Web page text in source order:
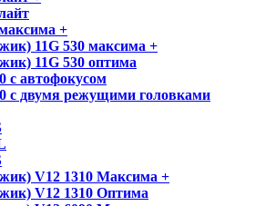
+
11G 530 максима +
11G 530 оптима
с автофокусом
с двумя режущими головками
V12 1310 Максима +
V12 1310 Оптима